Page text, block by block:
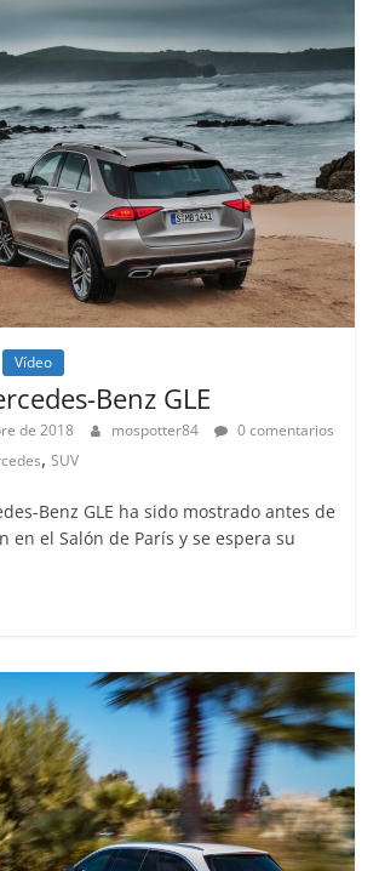
Vídeo
Benz GLE
de 2018 mospotter84
0 comentarios
, SUV
Benz GLE ha sido mostrado antes de
en el Salón de París y se espera su